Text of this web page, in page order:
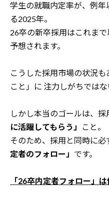
学生の就職内定率が、例
る2025年。
26卒の新卒採用はこれま
予想されます。
こうした採用市場の状況
こと」に 注力しがちでは
しかし本当のゴールは、採
に活躍してもらう」
こと。
そのため、採用と同時に
定者のフォロー」 です。
「26卒内定者フォロー」